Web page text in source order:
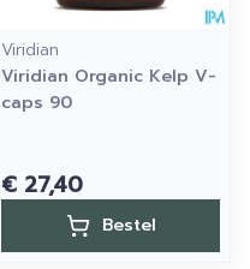
Viridian
Viridian Organic Kelp V-
caps 90
€ 27,40
Bestel